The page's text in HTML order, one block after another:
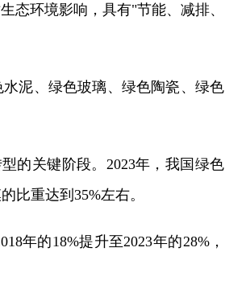
态环境影响，具有"节能、减排、
泥、绿色玻璃、绿色陶瓷、绿色
的关键阶段。2023年，我国绿色
比重达到35%左右。
年的18%提升至2023年的28%，